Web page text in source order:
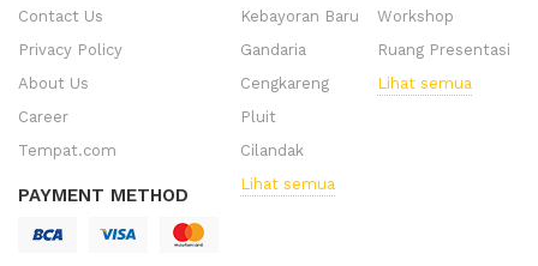
Contact Us
Privacy Policy
About Us
Career
Tempat.com
PAYMENT METHOD
Kebayoran Baru
Gandaria
Cengkareng
Pluit
Cilandak
Lihat semua
Workshop
Ruang Presentasi
Lihat semua